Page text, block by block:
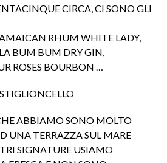
CIRCA, CI SONO GLI
RHUM WHITE LADY,
BUM BUM DRY GIN,
ROSES BOURBON …
ABBIAMO SONO MOLTO
UNA TERRAZZA SUL MARE
SIGNATURE USIAMO